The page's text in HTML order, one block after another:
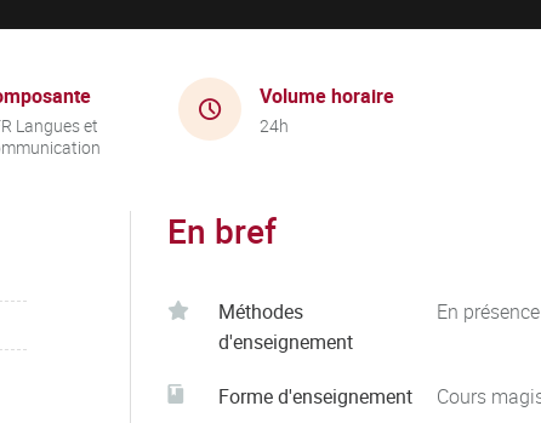
Langues et
Volume horaire
24h
En bref
Méthodes
d'enseignement
En présence
Forme d'enseignement Cours